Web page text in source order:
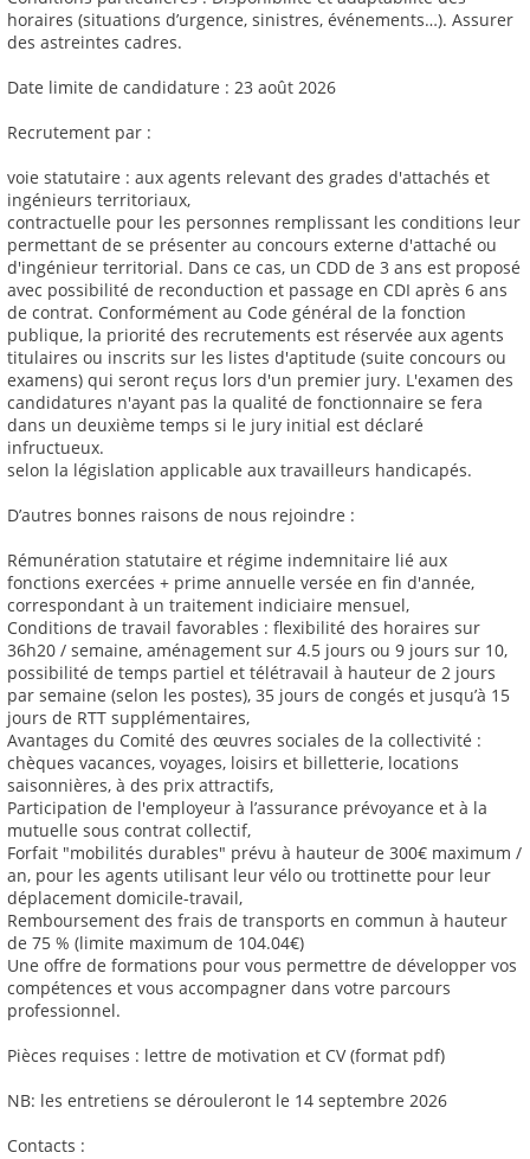
horaires (situations d’urgence, sinistres, événements…). Assurer
des astreintes cadres.
Date limite de candidature : 23 août 2026
Recrutement par :
voie statutaire : aux agents relevant des grades d'attachés et
ingénieurs territoriaux,
contractuelle pour les personnes remplissant les conditions leur
permettant de se présenter au concours externe d'attaché ou
d'ingénieur territorial. Dans ce cas, un CDD de 3 ans est proposé
avec possibilité de reconduction et passage en CDI après 6 ans
de contrat. Conformément au Code général de la fonction
publique, la priorité des recrutements est réservée aux agents
titulaires ou inscrits sur les listes d'aptitude (suite concours ou
examens) qui seront reçus lors d'un premier jury. L'examen des
candidatures n'ayant pas la qualité de fonctionnaire se fera
dans un deuxième temps si le jury initial est déclaré
infructueux.
selon la législation applicable aux travailleurs handicapés.
D’autres bonnes raisons de nous rejoindre :
Rémunération statutaire et régime indemnitaire lié aux
fonctions exercées + prime annuelle versée en fin d'année,
correspondant à un traitement indiciaire mensuel,
Conditions de travail favorables : flexibilité des horaires sur
36h20 / semaine, aménagement sur 4.5 jours ou 9 jours sur 10,
possibilité de temps partiel et télétravail à hauteur de 2 jours
par semaine (selon les postes), 35 jours de congés et jusqu’à 15
jours de RTT supplémentaires,
Avantages du Comité des œuvres sociales de la collectivité :
chèques vacances, voyages, loisirs et billetterie, locations
saisonnières, à des prix attractifs,
Participation de l'employeur à l’assurance prévoyance et à la
mutuelle sous contrat collectif,
Forfait "mobilités durables" prévu à hauteur de 300€ maximum /
an, pour les agents utilisant leur vélo ou trottinette pour leur
déplacement domicile-travail,
Remboursement des frais de transports en commun à hauteur
de 75 % (limite maximum de 104.04€)
Une offre de formations pour vous permettre de développer vos
compétences et vous accompagner dans votre parcours
professionnel.
Pièces requises : lettre de motivation et CV (format pdf)
NB: les entretiens se dérouleront le 14 septembre 2026
Contacts :